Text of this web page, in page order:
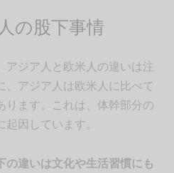
の股下事情
アジア人と欧米人の違いは注
、アジア人は欧米人に比べて
ります。これは、体幹部分の
因しています。
の違いは文化や生活習慣にも